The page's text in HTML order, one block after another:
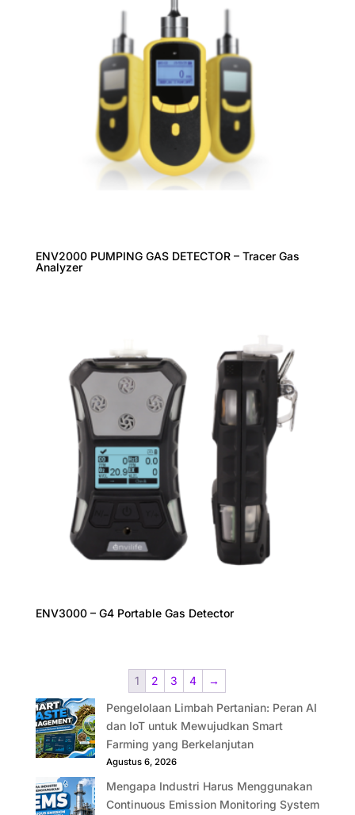
ENV2000 PUMPING GAS DETECTOR – Tracer Gas
Analyzer
ENV3000 – G4 Portable Gas Detector
1 2 3 4
→
Pengelolaan Limbah Pertanian: Peran AI
dan IoT untuk Mewujudkan Smart
Farming yang Berkelanjutan
Agustus 6, 2026
Mengapa Industri Harus Menggunakan
Continuous Emission Monitoring System